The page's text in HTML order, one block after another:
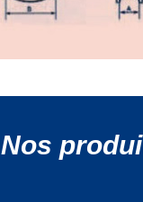
Nos